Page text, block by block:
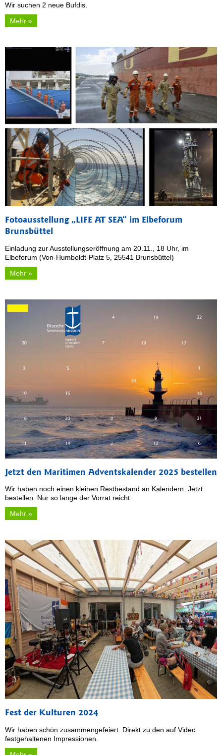
Wir suchen 2 neue Bufdis.
Mehr »
Fotoausstellung „LIFE AT SEA“ im Elbeforum
Brunsbüttel
Einladung zur Ausstellungseröffnung am 20.11., 18 Uhr, im
Elbeforum (Von-Humboldt-Platz 5, 25541 Brunsbüttel)
Mehr »
Jetzt den Maritimen Adventskalender 2025 bestellen
Wir haben noch einen kleinen Restbestand an Kalendern. Jetzt
bestellen. Nur so lange der Vorrat reicht.
Mehr »
Fest der Kulturen 2024
Wir haben schön zusammengefeiert. Direkt zu den auf Video
festgehaltenen Impressionen.